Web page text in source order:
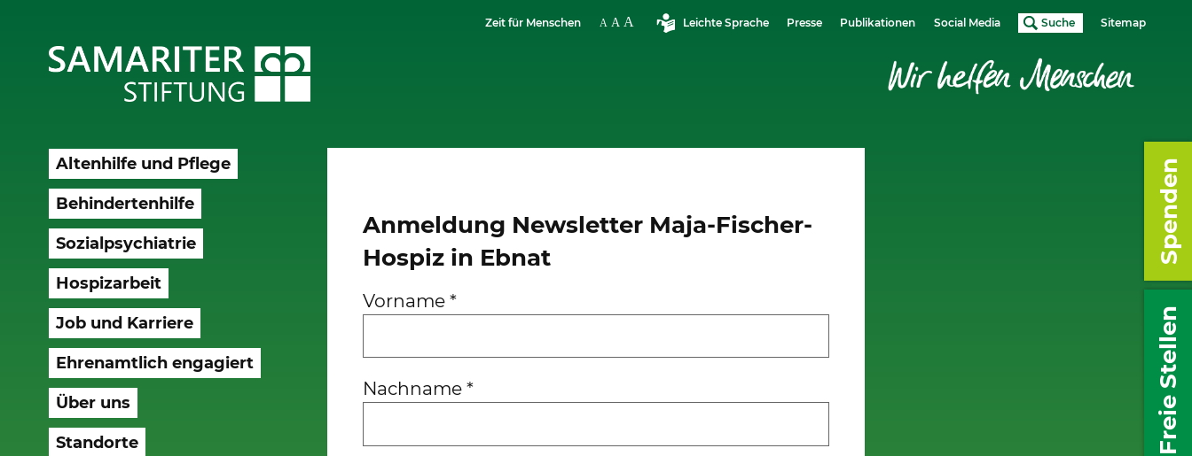
Altenhilfe und Pflege
Behindertenhilfe
Sozialpsychiatrie
Hospizarbeit
Job und Karriere
Ehrenamtlich engagiert
Über uns
Standorte
Zeit für Menschen Leichte Sprache Presse Publikationen Social Media Suche Sitemap
Anmeldung Newsletter Maja-Fischer-
Hospiz in Ebnat
Vorname*
Nachname*
Spenden
Freie Stellen